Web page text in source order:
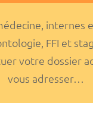
internes
FFI et
votre dossier
vous adresser…